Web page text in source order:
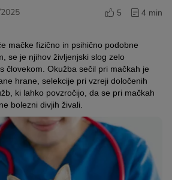
5 4 min
mačke fizično in psihično podobne
se je njihov življenjski slog zelo
človekom. Okužba sečil pri mačkah je
hrane, selekcije pri vzreji določenih
ki lahko povzročijo, da se pri mačkah
bolezni divjih živali.